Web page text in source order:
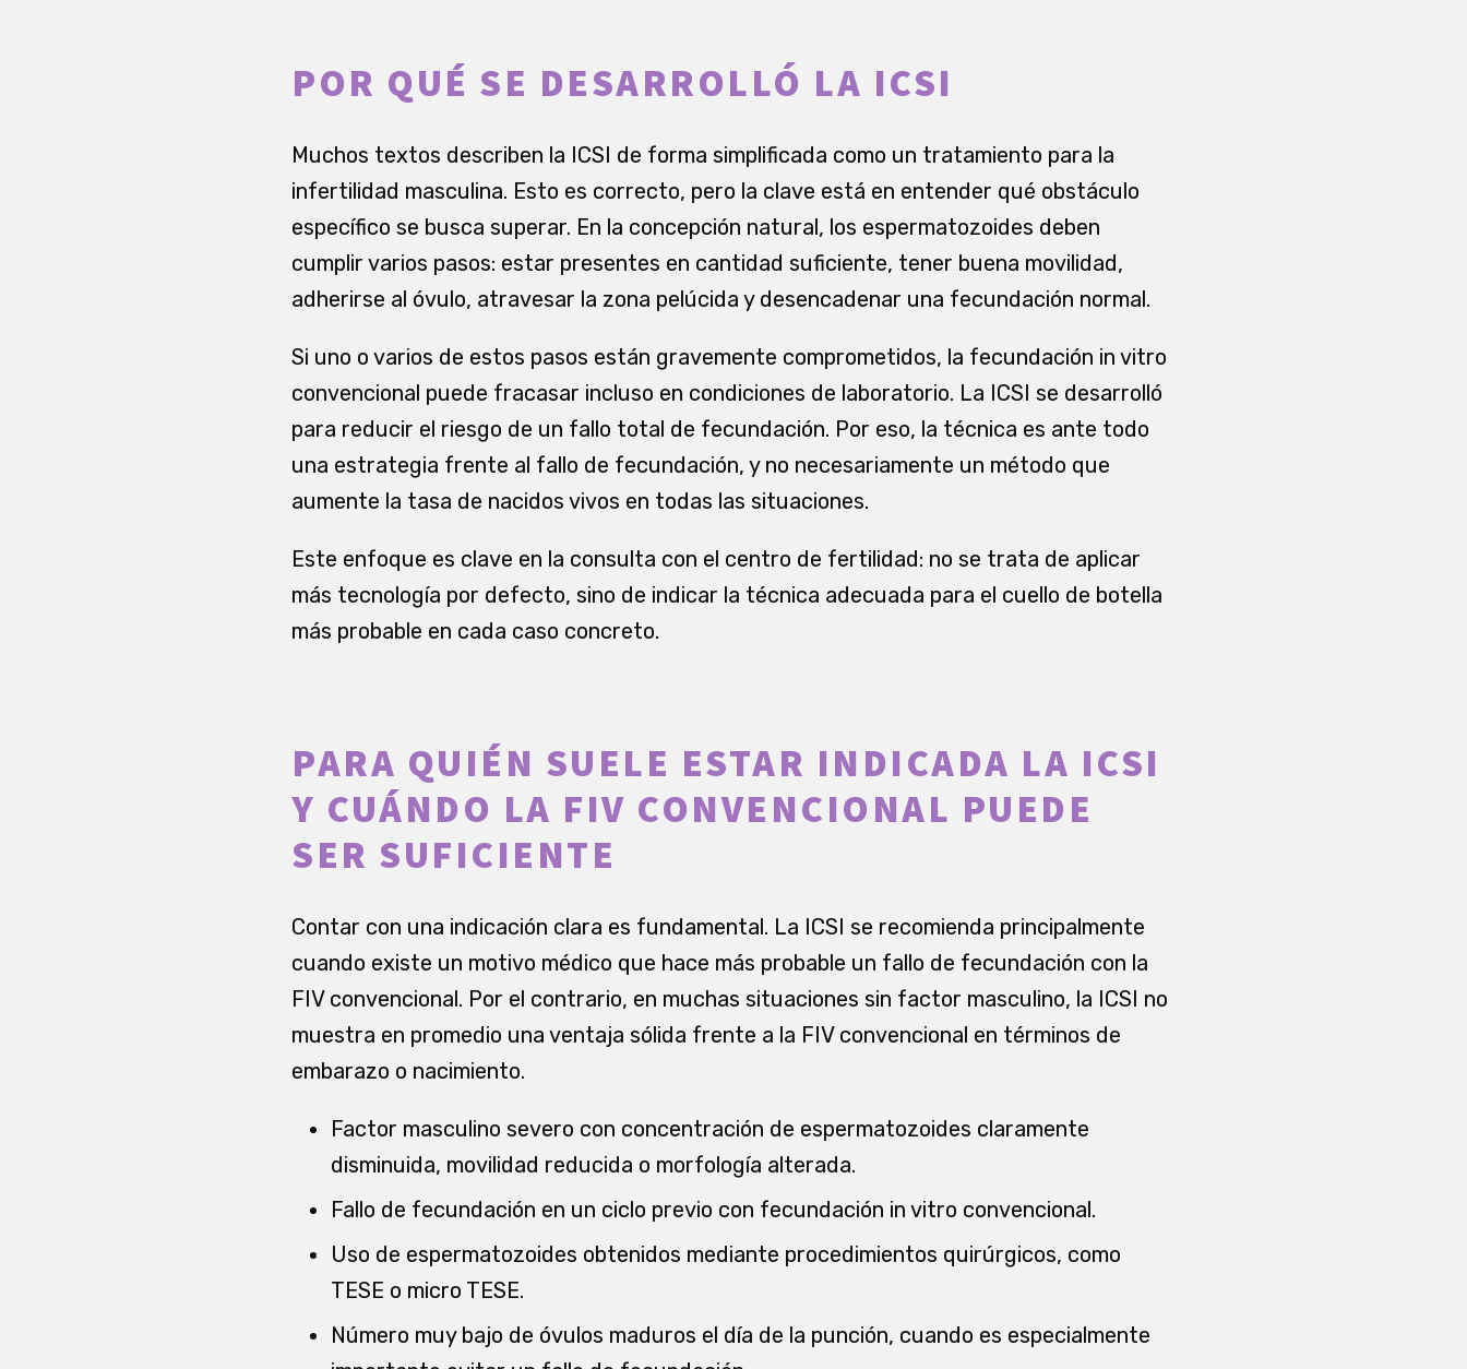
POR QUÉ SE DESARROLLÓ LA ICSI
Muchos textos describen la ICSI de forma simplificada como un tratamiento para la
infertilidad masculina. Esto es correcto, pero la clave está en entender qué obstáculo
específico se busca superar. En la concepción natural, los espermatozoides deben
cumplir varios pasos: estar presentes en cantidad suficiente, tener buena movilidad,
adherirse al óvulo, atravesar la zona pelúcida y desencadenar una fecundación normal.
Si uno o varios de estos pasos están gravemente comprometidos, la fecundación in vitro
convencional puede fracasar incluso en condiciones de laboratorio. La ICSI se desarrolló
para reducir el riesgo de un fallo total de fecundación. Por eso, la técnica es ante todo
una estrategia frente al fallo de fecundación, y no necesariamente un método que
aumente la tasa de nacidos vivos en todas las situaciones.
Este enfoque es clave en la consulta con el centro de fertilidad: no se trata de aplicar
más tecnología por defecto, sino de indicar la técnica adecuada para el cuello de botella
más probable en cada caso concreto.
PARA QUIÉN SUELE ESTAR INDICADA LA ICSI
Y CUÁNDO LA FIV CONVENCIONAL PUEDE
SER SUFICIENTE
Contar con una indicación clara es fundamental. La ICSI se recomienda principalmente
cuando existe un motivo médico que hace más probable un fallo de fecundación con la
FIV convencional. Por el contrario, en muchas situaciones sin factor masculino, la ICSI no
muestra en promedio una ventaja sólida frente a la FIV convencional en términos de
embarazo o nacimiento.
Factor masculino severo con concentración de espermatozoides claramente
disminuida, movilidad reducida o morfología alterada.
Fallo de fecundación en un ciclo previo con fecundación in vitro convencional.
Uso de espermatozoides obtenidos mediante procedimientos quirúrgicos, como
TESE o micro TESE.
Número muy bajo de óvulos maduros el día de la punción, cuando es especialmente